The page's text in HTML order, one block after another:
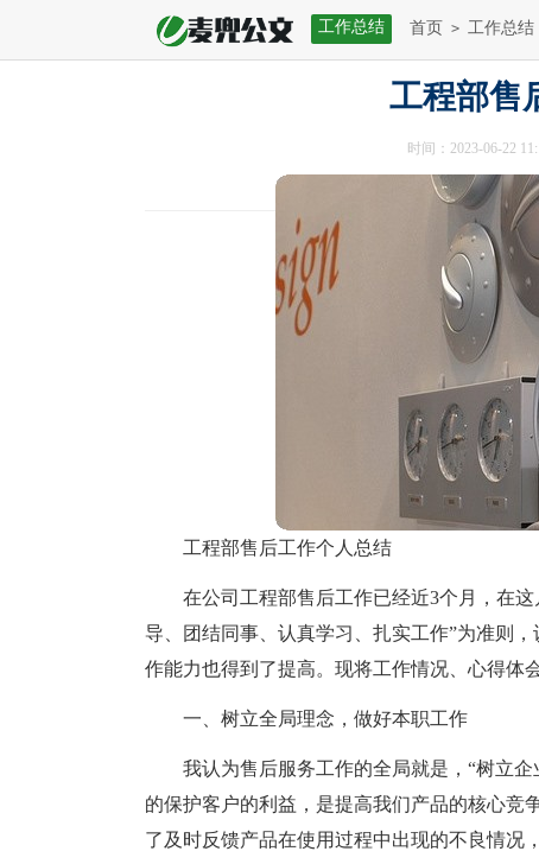
工作总结 首页 > 工作总结
工程部售
时间：2023-06-22
工程部售后工作个人总结
在公司工程部售后工作已经近3个月，在
导、团结同事、认真学习、扎实工作”为准则
作能力也得到了提高。现将工作情况、心得体
一、树立全局理念，做好本职工作
我认为售后服务工作的全局就是，“树立
的保护客户的利益，是提高我们产品的核心竞
了及时反馈产品在使用过程中出现的不良情况